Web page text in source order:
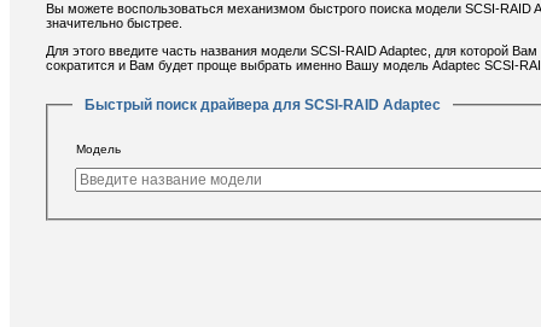
Вы можете воспользоваться механизмом быстрого поиска модели SCSI-RAID
значительно быстрее.
Для этого введите часть названия модели SCSI-RAID Adaptec, для которой
сократится и Вам будет проще выбрать именно Вашу модель Adaptec SCSI-
Быстрый поиск драйвера для SCSI-RAID Adaptec
Модель